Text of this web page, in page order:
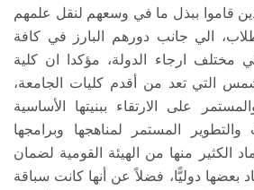
قاموا ببذل ما في وسعهم لنقل علمهم
الي جانب دورهم البارز في كافة
مختلف ارجاء الدولة، مؤكدا ان كلية
التي تعد من أقدم كليات الجامعة،
على الارتقاء ببنيتها الأساسية
والتطوير المستمر لمناهجها وبرامجها
الكثير منها من الهيئة القومية لضمان
بعضها دوليًّا، فضلاً عن أنها كانت سباقة